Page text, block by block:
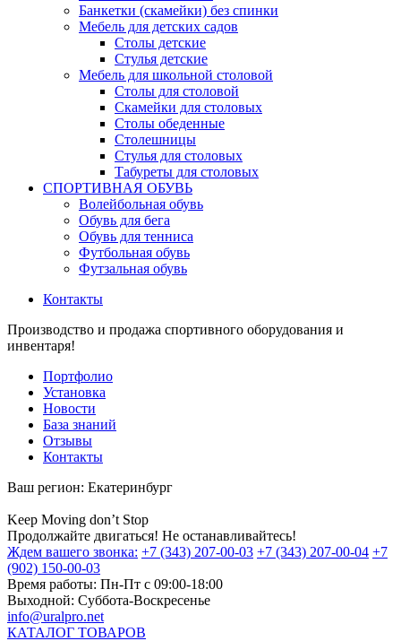
Банкетки (скамейки) без спинки
Мебель для детских садов
Столы детские
Стулья детские
Мебель для школьной столовой
Столы для столовой
Скамейки для столовых
Столы обеденные
Столешницы
Стулья для столовых
Табуреты для столовых
СПОРТИВНАЯ ОБУВЬ
Волейбольная обувь
Обувь для бега
Обувь для тенниса
Футбольная обувь
Футзальная обувь
Контакты
Производство и продажа спортивного оборудования и
инвентаря!
Портфолио
Установка
Новости
База знаний
Отзывы
Контакты
Ваш регион: Екатеринбург
Keep Moving don’t Stop
Продолжайте двигаться! Не останавливайтесь!
Ждем вашего звонка: +7 (343) 207-00-03 +7 (343) 207-00-04 +7
(902) 150-00-03
Время работы: Пн-Пт с 09:00-18:00
Выходной: Суббота-Воскресенье
info@uralpro.net
КАТАЛОГ ТОВАРОВ